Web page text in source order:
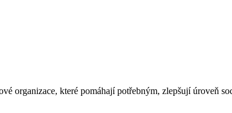
organizace, které pomáhají potřebným, zlepšují úroveň